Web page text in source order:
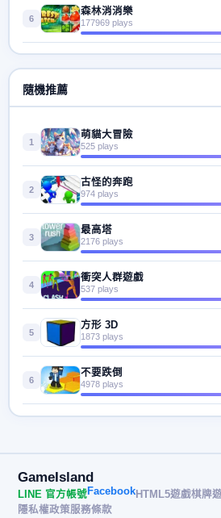
6
森林消消樂
177969 plays
隨機推薦
1
萌貓大冒險
525 plays
2
古怪的奔跑
974 plays
3
最高塔
2176 plays
4
衝突人群遊戲
537 plays
5
方形 3D
1873 plays
6
不要跌倒
4978 plays
GameIsland
LINE 官方帳號FacebookHTML5遊戲棋牌
隱私權政策服務條款